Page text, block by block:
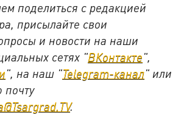
поделиться с редакцией
присылайте свои
и новости на наши
сетях "ВКонтакте",
", на наш "Telegram-канал" или
почту
.